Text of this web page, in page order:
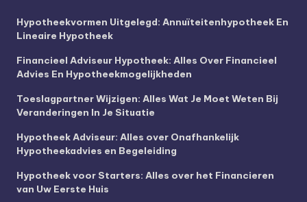
Hypotheekvormen Uitgelegd: Annuïteitenhypotheek En
Lineaire Hypotheek
Financieel Adviseur Hypotheek: Alles Over Financieel
Advies En Hypotheekmogelijkheden
Toeslagpartner Wijzigen: Alles Wat Je Moet Weten Bij
Veranderingen In Je Situatie
Hypotheek Adviseur: Alles over Onafhankelijk
Hypotheekadvies en Begeleiding
Hypotheek voor Starters: Alles over het Financieren
van Uw Eerste Huis